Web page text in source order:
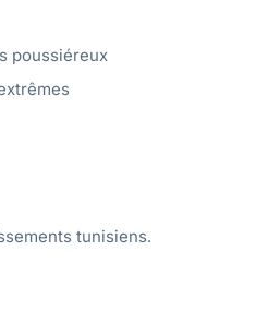
poussiéreux
tunisiens.